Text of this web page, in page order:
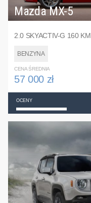
Mazda MX-5
2.0 SKYACTIV-G 160 KM
BENZYNA
CENA ŚREDNIA
57 000 zł
OCENY